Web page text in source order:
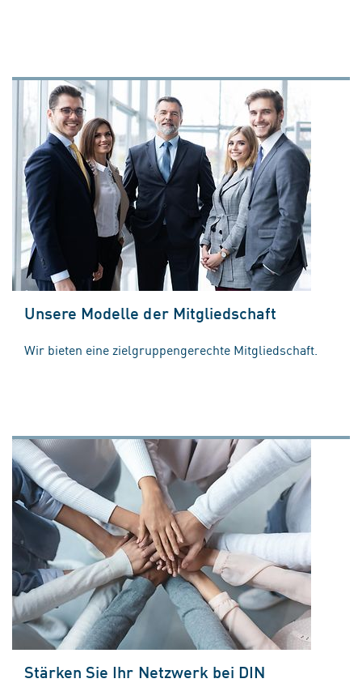
Unsere Modelle der Mitgliedschaft
Wir bieten eine zielgruppengerechte Mitgliedschaft.
Stärken Sie Ihr Netzwerk bei DIN